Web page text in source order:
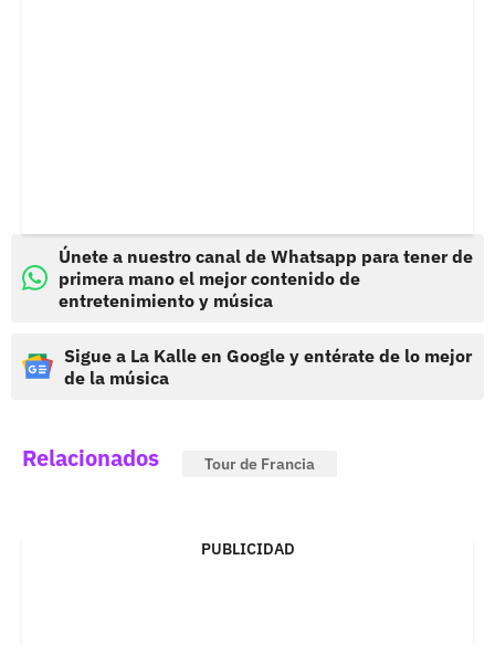
Únete a nuestro canal de Whatsapp para tener de
primera mano el mejor contenido de
entretenimiento y música
Sigue a La Kalle en Google y entérate de lo mejor
de la música
Relacionados Tour de Francia
PUBLICIDAD